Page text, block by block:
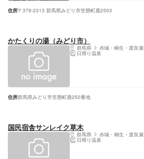
住所〒379-2313 群馬県みどり市笠懸町鹿2503
かたくりの湯（みどり市）
群馬県 赤城・桐生・渡良瀬
日帰り温泉
住所群馬県みどり市笠懸町鹿250番地
国民宿舎サンレイク草木
群馬県 赤城・桐生・渡良瀬
日帰り温泉